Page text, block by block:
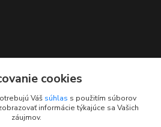
cookies
Váš súhlas s použitím súborov
informácie týkajúce sa Vašich
záujmov.